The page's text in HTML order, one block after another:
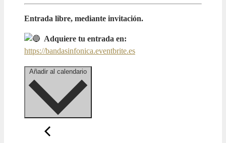
Entrada libre, mediante invitación.
Adquiere tu entrada en:
https://bandasinfonica.eventbrite.es